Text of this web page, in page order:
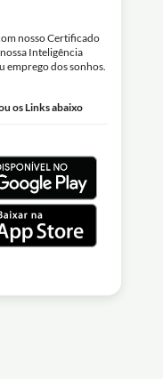
nosso Certificado
Inteligência
emprego dos sonhos.
os Links abaixo